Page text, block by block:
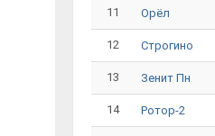
11 Орёл
12 Строгино
13 Зенит Пн
14 Ротор-2